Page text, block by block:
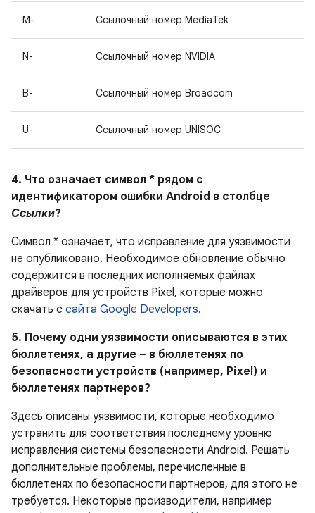
M- Ссылочный номер MediaTek
N- Ссылочный номер NVIDIA
B- Ссылочный номер Broadcom
U- Ссылочный номер UNISOC
4. Что означает символ * рядом с
идентификатором ошибки Android в столбце
Ссылки?
Символ * означает, что исправление для уязвимости
не опубликовано. Необходимое обновление обычно
содержится в последних исполняемых файлах
драйверов для устройств Pixel, которые можно
скачать с сайта Google Developers.
5. Почему одни уязвимости описываются в этих
бюллетенях, а другие – в бюллетенях по
безопасности устройств (например, Pixel) и
бюллетенях партнеров?
Здесь описаны уязвимости, которые необходимо
устранить для соответствия последнему уровню
исправления системы безопасности Android. Решать
дополнительные проблемы, перечисленные в
бюллетенях по безопасности партнеров, для этого не
требуется. Некоторые производители, например